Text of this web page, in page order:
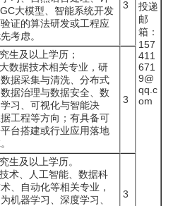
投递
邮
箱：
157
411
671
9@
qq.c
om
大模型、智能系统开发
证的算法研发或工程应
考虑。
3
生及以上学历；
数据技术相关专业，研
据采集与清洗、分布式
据治理与数据安全、数
习、可视化与智能决
工程等方向；有具备可
台搭建或行业应用落地
3
生及以上学历。
术、人工智能、数据科
、自动化等相关专业，
机器学习、深度学习、
3